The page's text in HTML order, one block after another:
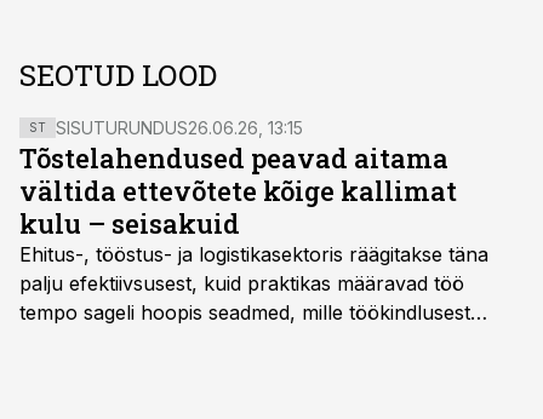
SEOTUD LOOD
ST SISUTURUNDUS26.06.26, 13:15
Tõstelahendused peavad aitama
vältida ettevõtete kõige kallimat
kulu – seisakuid
Ehitus-, tööstus- ja logistikasektoris räägitakse täna
palju efektiivsusest, kuid praktikas määravad töö
tempo sageli hoopis seadmed, mille töökindlusest